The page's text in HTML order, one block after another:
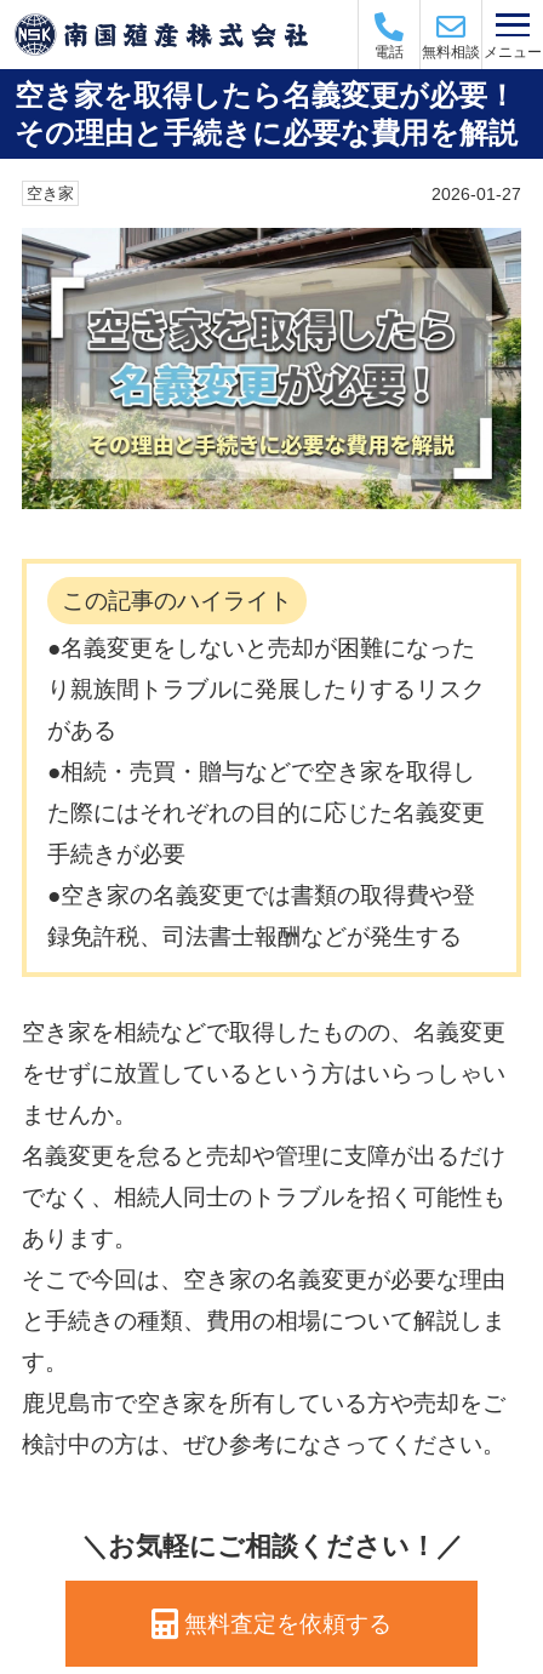
電話 無料相談 メニュー
空き家を取得したら名義変更が必要！
その理由と手続きに必要な費用を解説
空き家 2026-01-27
この記事のハイライト
●名義変更をしないと売却が困難になった
り親族間トラブルに発展したりするリスク
がある
●相続・売買・贈与などで空き家を取得し
た際にはそれぞれの目的に応じた名義変更
手続きが必要
●空き家の名義変更では書類の取得費や登
録免許税、司法書士報酬などが発生する
空き家を相続などで取得したものの、名義変更
をせずに放置しているという方はいらっしゃい
ませんか。
名義変更を怠ると売却や管理に支障が出るだけ
でなく、相続人同士のトラブルを招く可能性も
あります。
そこで今回は、空き家の名義変更が必要な理由
と手続きの種類、費用の相場について解説しま
す。
鹿児島市で空き家を所有している方や売却をご
検討中の方は、ぜひ参考になさってください。
＼お気軽にご相談ください！／
無料査定を依頼する